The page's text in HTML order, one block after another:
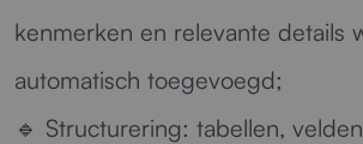
kenmerken en relevante details
automatisch toegevoegd;
🔹 Structurering: tabellen,